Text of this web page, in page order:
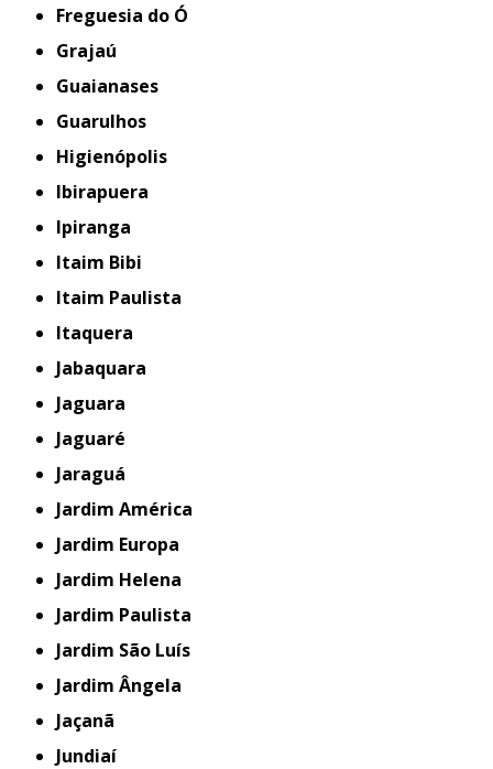
Freguesia do Ó
Grajaú
Guaianases
Guarulhos
Higienópolis
Ibirapuera
Ipiranga
Itaim Bibi
Itaim Paulista
Itaquera
Jabaquara
Jaguara
Jaguaré
Jaraguá
Jardim América
Jardim Europa
Jardim Helena
Jardim Paulista
Jardim São Luís
Jardim Ângela
Jaçanã
Jundiaí